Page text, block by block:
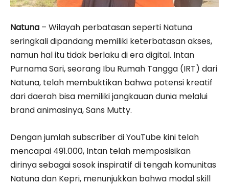
Natuna – Wilayah perbatasan seperti Natuna
seringkali dipandang memiliki keterbatasan akses,
namun hal itu tidak berlaku di era digital. Intan
Purnama Sari, seorang Ibu Rumah Tangga (IRT) dari
Natuna, telah membuktikan bahwa potensi kreatif
dari daerah bisa memiliki jangkauan dunia melalui
brand animasinya, Sans Mutty.
Dengan jumlah subscriber di YouTube kini telah
mencapai 491.000, Intan telah memposisikan
dirinya sebagai sosok inspiratif di tengah komunitas
Natuna dan Kepri, menunjukkan bahwa modal skill